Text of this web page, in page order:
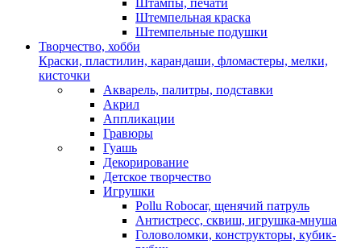
Штампы, печати
Штемпельная краска
Штемпельные подушки
Творчество, хобби
Краски, пластилин, карандаши, фломастеры, мелки,
кисточки
Акварель, палитры, подставки
Акрил
Аппликации
Гравюры
Гуашь
Декорирование
Детское творчество
Игрушки
Pollu Robocar, щенячий патруль
Антистресс, сквиш, игрушка-мнуша
Головоломки, конструкторы, кубик-